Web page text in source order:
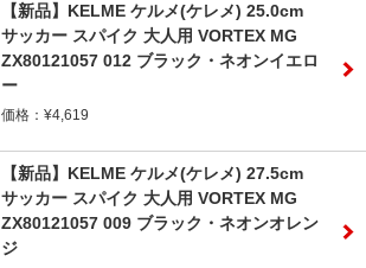
【新品】KELME ケルメ(ケレメ) 25.0cm
サッカー スパイク 大人用 VORTEX MG
ZX80121057 012 ブラック・ネオンイエロ
ー
価格：¥4,619
【新品】KELME ケルメ(ケレメ) 27.5cm
サッカー スパイク 大人用 VORTEX MG
ZX80121057 009 ブラック・ネオンオレン
ジ